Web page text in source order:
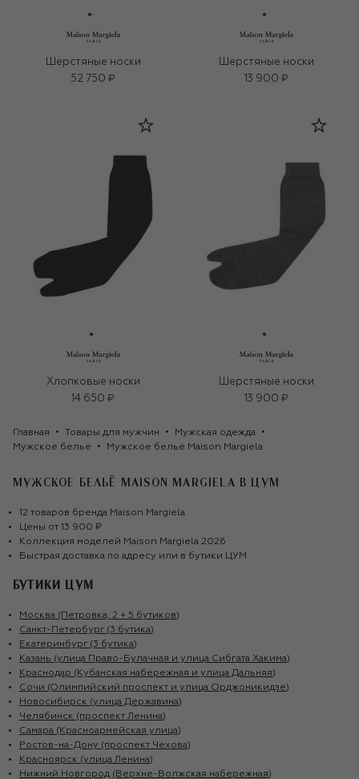
Шерстяные носки
52 750 ₽
Шерстяные носки
13 900 ₽
Хлопковые носки
14 650 ₽
Шерстяные носки
13 900 ₽
Главная Товары для мужчин
Мужская одежда
Мужское бельё
Мужское бельё Maison Margiela
МУЖСКОЕ БЕЛЬЁ MAISON MARGIELA В ЦУМ
12 товаров бренда Maison Margiela
Цены от 13 900 ₽
Коллекция моделей Maison Margiela 2026
Быстрая доставка по адресу или в бутики ЦУМ
БУТИКИ ЦУМ
Москва (Петровка, 2 + 5 бутиков)
Санкт-Петербург (3 бутика)
Екатеринбург (3 бутика)
Казань (улица Право-Булачная и улица Сибгата Хакима)
Краснодар (Кубанская набережная и улица Дальняя)
Сочи (Олимпийский проспект и улица Орджоникидзе)
Новосибирск (улица Державина)
Челябинск (проспект Ленина)
Самара (Красноармейская улица)
Ростов-на-Дону (проспект Чехова)
Красноярск (улица Ленина)
Нижний Новгород (Верхне-Волжская набережная)